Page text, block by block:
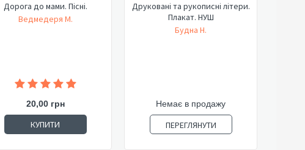
Дорога до мами. Пісні.
Ведмедеря М.
20,00 грн
КУПИТИ
Друковані та рукописні літери.
Плакат. НУШ
Будна Н.
Немає в продажу
ПЕРЕГЛЯНУТИ